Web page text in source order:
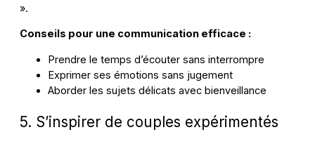
».
Conseils pour une communication efficace :
Prendre le temps d’écouter sans interrompre
Exprimer ses émotions sans jugement
Aborder les sujets délicats avec bienveillance
5. S’inspirer de couples expérimentés